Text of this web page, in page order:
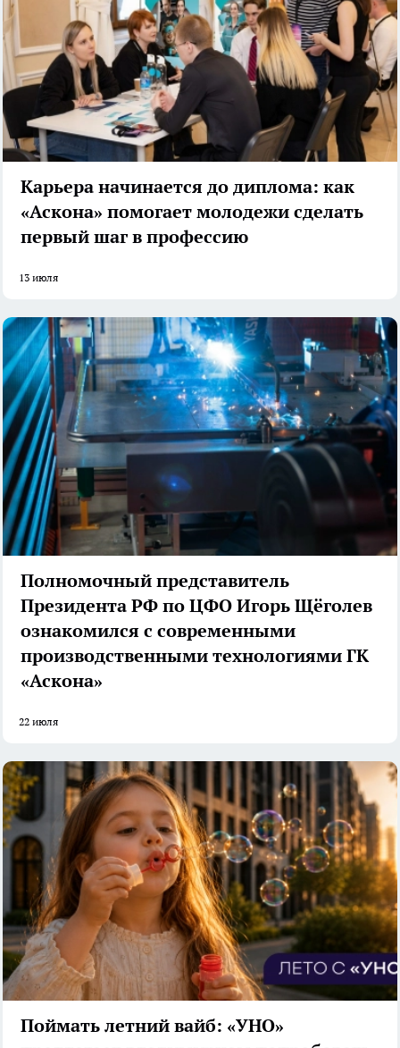
Карьера начинается до диплома: как
«Аскона» помогает молодежи сделать
первый шаг в профессию
13 июля
Полномочный представитель
Президента РФ по ЦФО Игорь Щёголев
ознакомился с современными
производственными технологиями ГК
«Аскона»
22 июля
Поймать летний вайб: «УНО»